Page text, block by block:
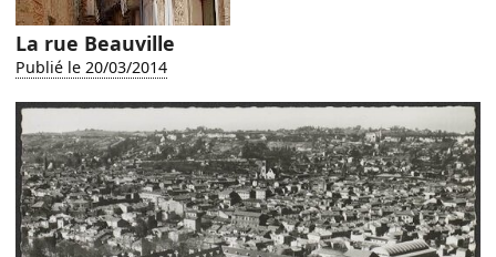
La rue Beauville
Publié le 20/03/2014